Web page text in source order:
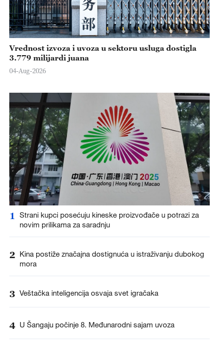
Vrednost izvoza i uvoza u sektoru usluga dostigla
3.779 milijardi juana
04-Aug-2026
1
Strani kupci posećuju kineske proizvođače u potrazi za
novim prilikama za saradnju
2 Kina postiže značajna dostignuća u istraživanju dubokog
mora
3 Veštačka inteligencija osvaja svet igračaka
4 U Šangaju počinje 8. Međunarodni sajam uvoza